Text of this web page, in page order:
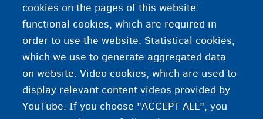
cookies on the pages of this website:
functional cookies, which are required in
order to use the website. Statistical cookies,
which we use to generate aggregated data
on website. Video cookies, which are used to
display relevant content videos provided by
YouTube. If you choose "ACCEPT ALL", you